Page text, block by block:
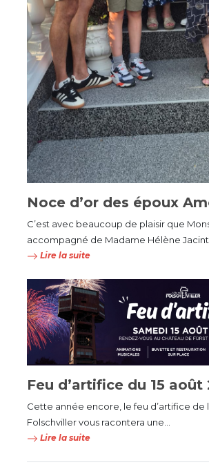
Noce d’or des époux
C’est avec beaucoup de plaisir que
accompagné de Madame Hélène
Lire la suite
Feu d’artifice du 15 août
Cette année encore, le feu d’artifice de
Folschviller vous racontera une...
Lire la suite